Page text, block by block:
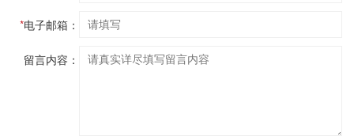
*电子邮箱：
留言内容：